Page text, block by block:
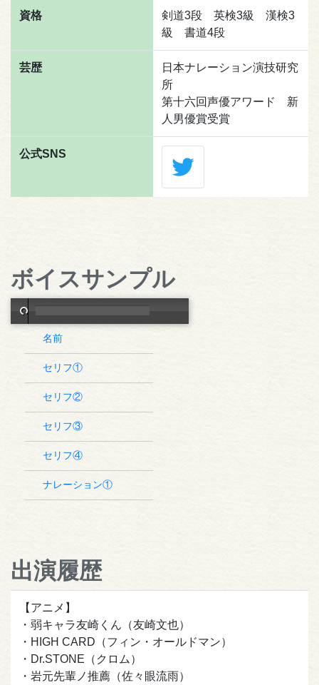
資格
剣道3段 英検3級 漢検3
級 書道4段
芸歴
日本ナレーション演技研究
所
第十六回声優アワード 新
人男優賞受賞
公式SNS
ボイスサンプル
名前
セリフ①
セリフ②
セリフ③
セリフ④
ナレーション①
出演履歴
【アニメ】
・弱キャラ友崎くん（友崎文也）
・HIGH CARD（フィン・オールドマン）
・Dr.STONE（クロム）
・岩元先輩ノ推薦（佐々眼流雨）